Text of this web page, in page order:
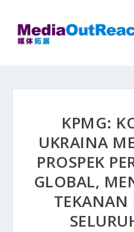
KPMG:
UKRAINA
PROSPEK
GLOBAL,
TEKANAN